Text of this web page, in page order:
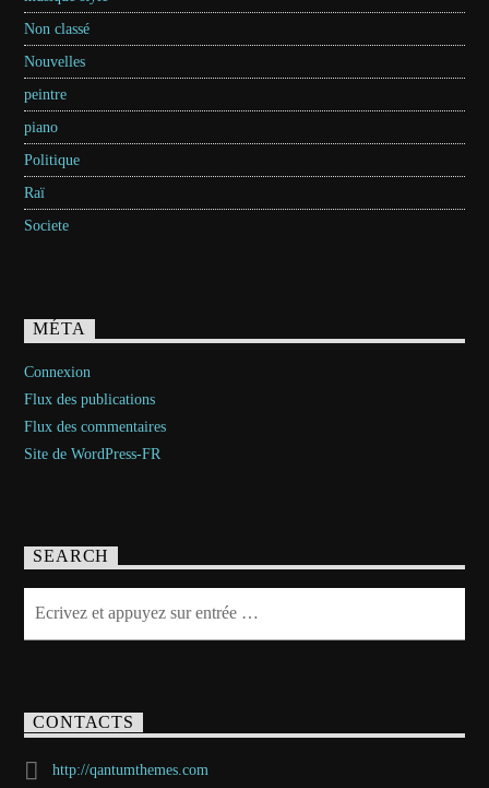
Non classé
Nouvelles
peintre
piano
Politique
Raï
Societe
MÉTA
Connexion
Flux des publications
Flux des commentaires
Site de WordPress-FR
SEARCH
CONTACTS
http://qantumthemes.com